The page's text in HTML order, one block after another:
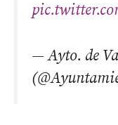
— Ayto. de